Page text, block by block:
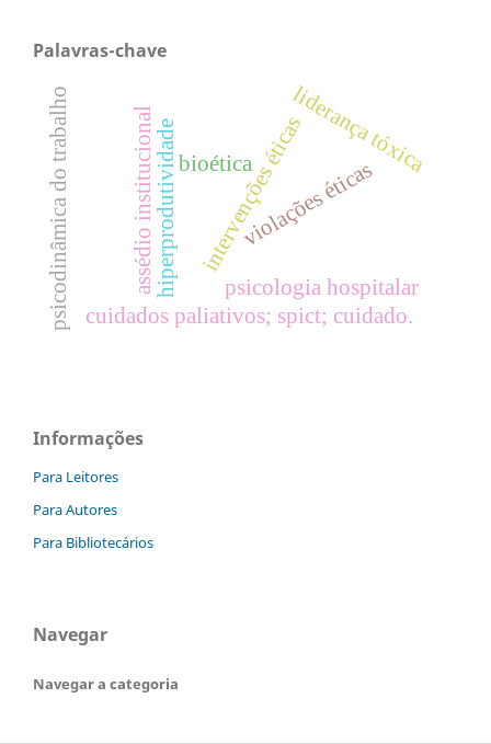
Palavras-chave
bioética
intervenções éticas
psicologia hospitalar
violações éticas
cuidados paliativos; spict; cuidado.
hiperprodutividade liderança tóxica
psicodinâmica do trabalho assédio institucional
Informações
Para Leitores
Para Autores
Para Bibliotecários
Navegar
Navegar a categoria